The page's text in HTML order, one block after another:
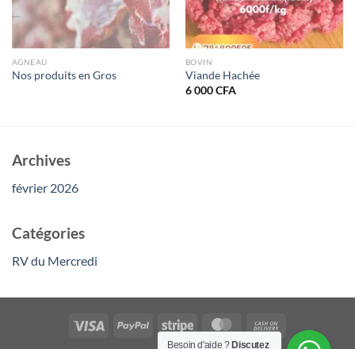
AGNEAU
Nos produits en Gros
BOVIN
Viande Hachée
6 000CFA
Archives
février 2026
Catégories
RV du Mercredi
Besoin d'aide ? Discutez